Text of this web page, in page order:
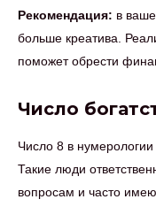
Рекомендация: в
больше креатива.
поможет обрести
Число
Число 8 в нумерологии
Такие люди
вопросам и часто